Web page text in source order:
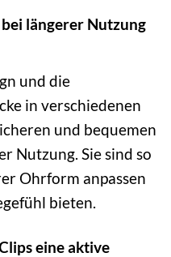
längerer Nutzung
und die
in verschiedenen
und bequemen
Nutzung. Sie sind so
Ohrform anpassen
bieten.
eine aktive